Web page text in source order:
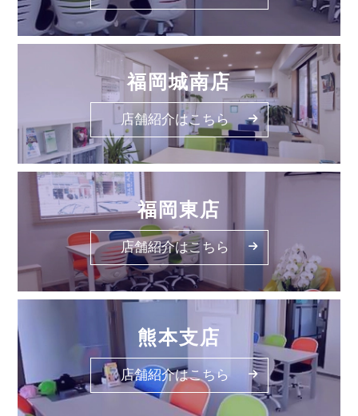
福岡城南店
店舗紹介はこちら
福岡東店
店舗紹介はこちら
熊本支店
店舗紹介はこちら